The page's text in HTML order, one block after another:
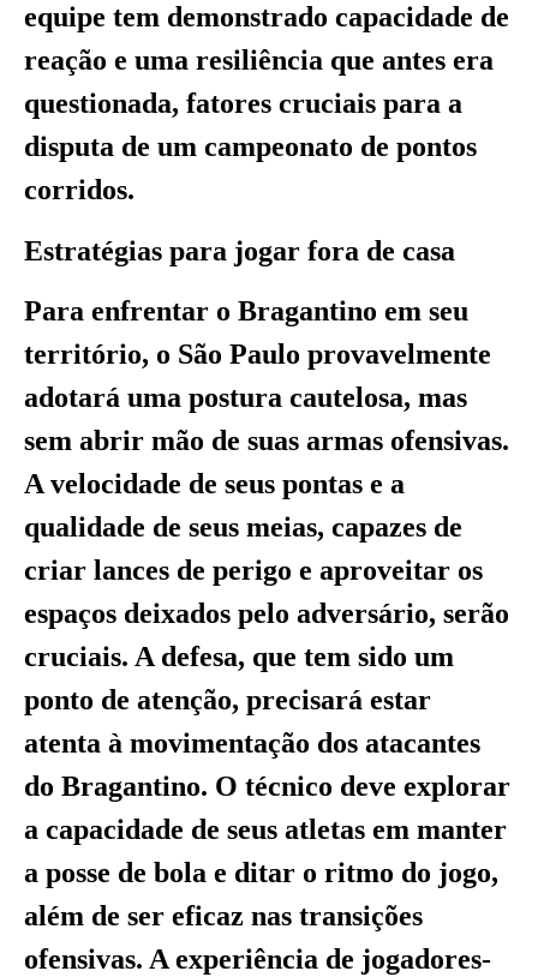
equipe tem demonstrado capacidade de
reação e uma resiliência que antes era
questionada, fatores cruciais para a
disputa de um campeonato de pontos
corridos.
Estratégias para jogar fora de casa
Para enfrentar o Bragantino em seu
território, o São Paulo provavelmente
adotará uma postura cautelosa, mas
sem abrir mão de suas armas ofensivas.
A velocidade de seus pontas e a
qualidade de seus meias, capazes de
criar lances de perigo e aproveitar os
espaços deixados pelo adversário, serão
cruciais. A defesa, que tem sido um
ponto de atenção, precisará estar
atenta à movimentação dos atacantes
do Bragantino. O técnico deve explorar
a capacidade de seus atletas em manter
a posse de bola e ditar o ritmo do jogo,
além de ser eficaz nas transições
ofensivas. A experiência de jogadores-